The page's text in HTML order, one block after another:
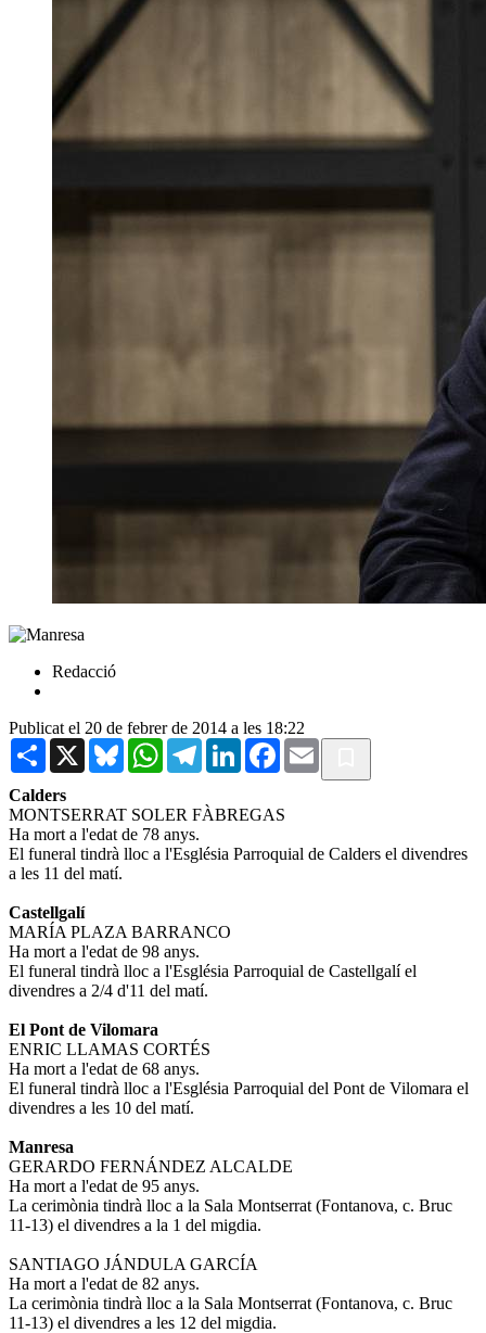
Redacció
Publicat el 20 de febrer de 2014 a les 18:22
Share X BlueskyWhatsAppTelegramLinkedInFacebook
Email
Calders
MONTSERRAT SOLER FÀBREGAS
Ha mort a l'edat de 78 anys.
El funeral tindrà lloc a l'Església Parroquial de Calders el divendres
a les 11 del matí.
Castellgalí
MARÍA PLAZA BARRANCO
Ha mort a l'edat de 98 anys.
El funeral tindrà lloc a l'Església Parroquial de Castellgalí el
divendres a 2/4 d'11 del matí.
El Pont de Vilomara
ENRIC LLAMAS CORTÉS
Ha mort a l'edat de 68 anys.
El funeral tindrà lloc a l'Església Parroquial del Pont de Vilomara el
divendres a les 10 del matí.
Manresa
GERARDO FERNÁNDEZ ALCALDE
Ha mort a l'edat de 95 anys.
La cerimònia tindrà lloc a la Sala Montserrat (Fontanova, c. Bruc
11-13) el divendres a la 1 del migdia.
SANTIAGO JÁNDULA GARCÍA
Ha mort a l'edat de 82 anys.
La cerimònia tindrà lloc a la Sala Montserrat (Fontanova, c. Bruc
11-13) el divendres a les 12 del migdia.